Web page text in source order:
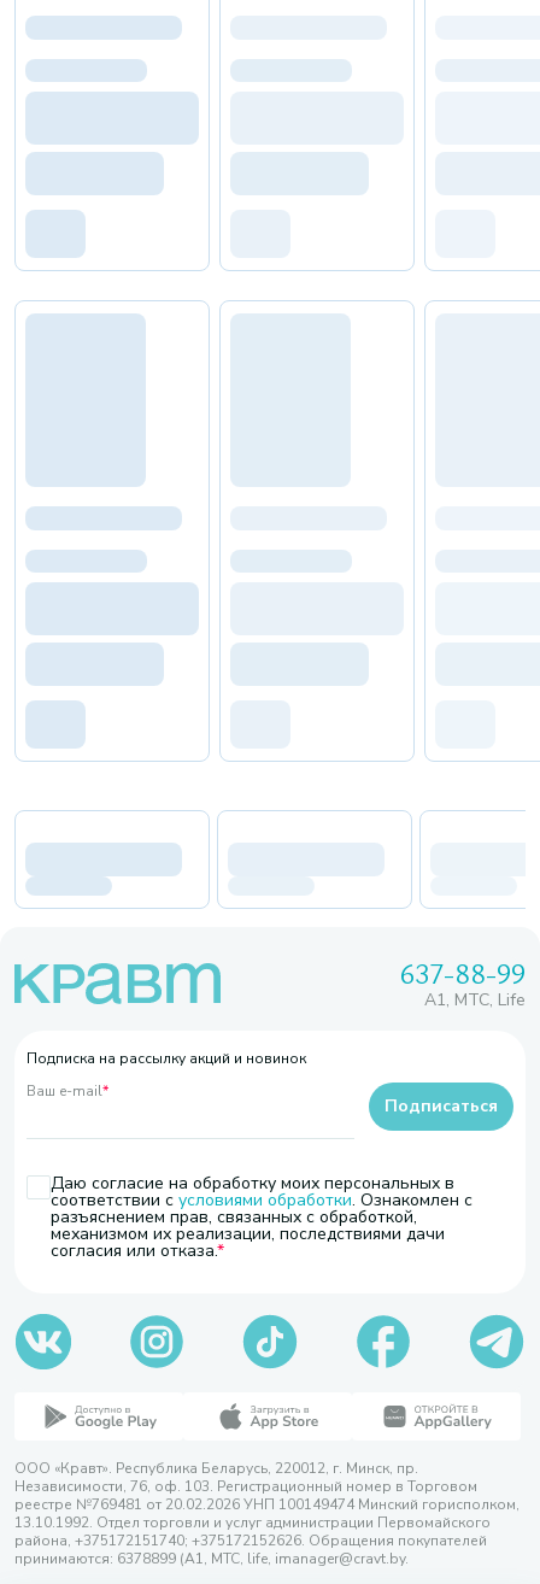
637-88-99
A1, МТС, Life
Подписка на рассылку акций и новинок
Ваш e-mail*
Даю согласие на обработку моих персональных в
соответствии с условиями обработки. Ознакомлен с
разъяснением прав, связанных с обработкой,
механизмом их реализации, последствиями дачи
согласия или отказа.
Подписаться
ООО «Кравт». Республика Беларусь, 220012, г. Минск, пр.
Независимости, 76, оф. 103. Регистрационный номер в Торговом
реестре №769481 от 20.02.2026 УНП 100149474 Минский горисполком,
13.10.1992. Отдел торговли и услуг администрации Первомайского
района, +375172151740; +375172152626. Обращения покупателей
принимаются: 6378899 (А1, МТС, life, imanager@cravt.by.